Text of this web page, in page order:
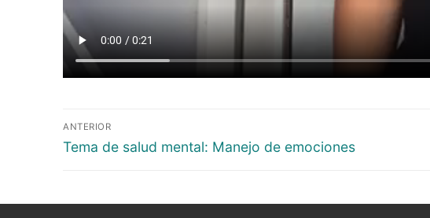
ANTERIOR
Tema de salud mental: Manejo de emociones